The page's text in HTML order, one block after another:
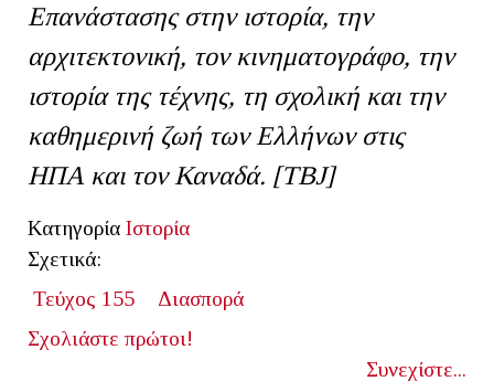
Επανάστασης στην ιστορία, την
αρχιτεκτονική, τον κινηματογράφο, την
ιστορία της τέχνης, τη σχολική και την
καθημερινή ζωή των Ελλήνων στις
ΗΠΑ και τον Καναδά. [ΤΒJ]
Κατηγορία Ιστορία
Σχετικά:
Τεύχος 155
Διασπορά
Σχολιάστε πρώτοι!
Συνεχίστε...